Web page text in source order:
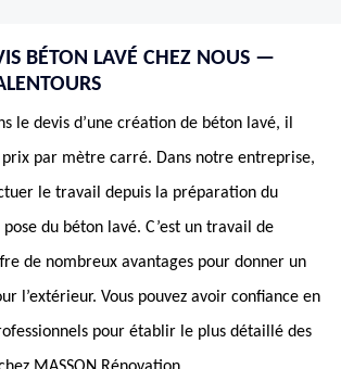
BÉTON LAVÉ CHEZ NOUS —
le devis d’une création de béton lavé, il
par mètre carré. Dans notre entreprise,
le travail depuis la préparation du
du béton lavé. C’est un travail de
de nombreux avantages pour donner un
l’extérieur. Vous pouvez avoir confiance en
pour établir le plus détaillé des